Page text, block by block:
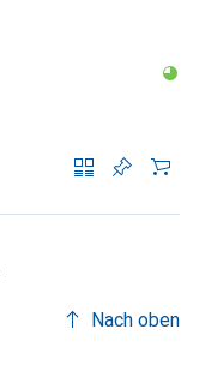
Nach oben